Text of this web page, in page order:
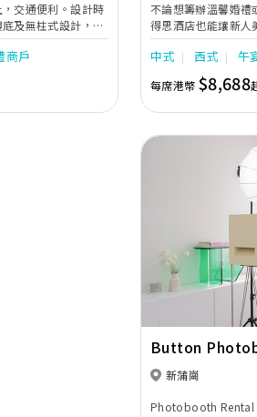
交通便利。設計時
及無柱式設計，環
影音設備。喜宴堂
，適合舉行華麗婚
友善場地，可以飽
或證婚派對。酒店
新人及賓客留下浪
商戶
不論想籌辦溫馨婚禮
得思酒店也能讓新人
地，配合貼心周到的
婚禮紀念禮盒及喜宴
忘的回憶。
中式 西式 午
每席港幣 $8,688
Button
新蒲崗
Photobooth Rental